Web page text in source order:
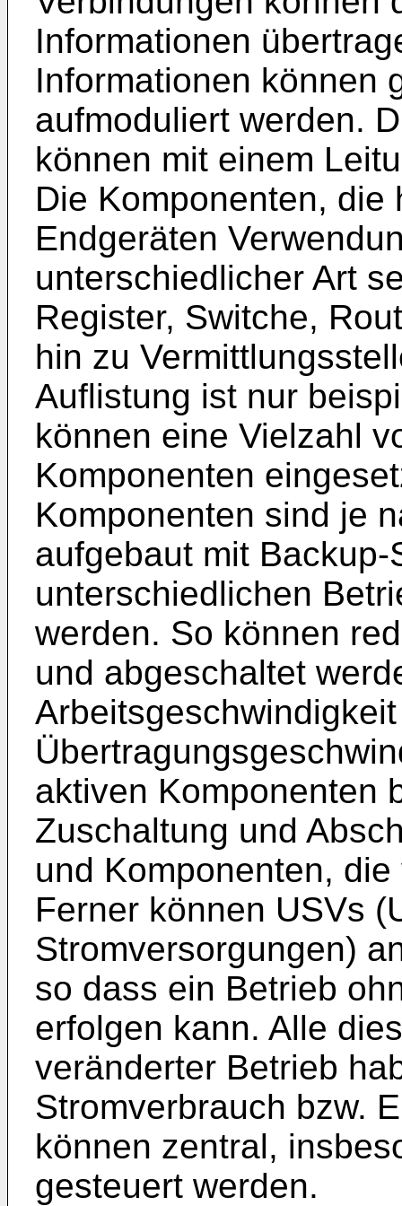
Informationen
Informationen können
aufmoduliert werden.
können mit einem
Die Komponenten, die
Endgeräten
unterschiedlicher Art
Register, Switche,
hin zu
Auflistung ist nur
können eine Vielzahl
Komponenten
Komponenten sind je
aufgebaut mit
unterschiedlichen
werden. So können
und abgeschaltet
aktiven Komponenten
Zuschaltung und
und Komponenten,
Ferner können USVs
Stromversorgungen)
so dass ein Betrieb
erfolgen kann. Alle
veränderter Betrieb
Stromverbrauch bzw.
können zentral,
gesteuert werden.